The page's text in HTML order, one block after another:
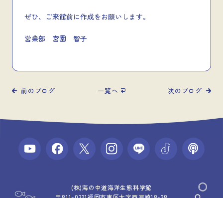
ぜひ、ご来館前に作成をお願いします。
営業部 宮園 智子
前のブログ 一覧へ 次のブログ
(株)海の中道海洋生態科学館